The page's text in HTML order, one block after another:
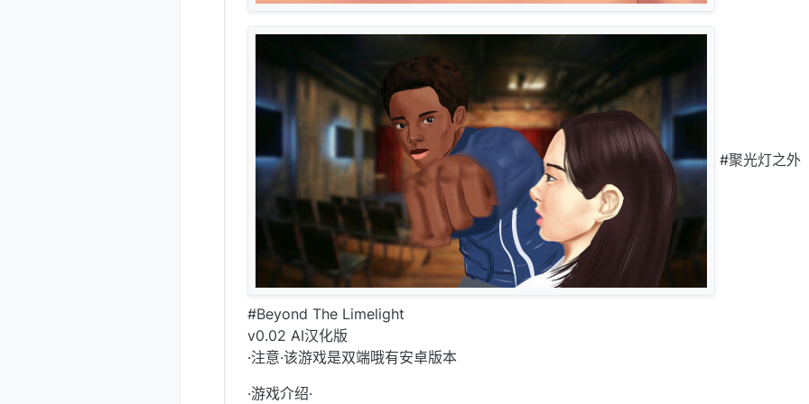
#聚光灯之外
#Beyond The Limelight
v0.02 AI汉化版
·注意·该游戏是双端哦有安卓版本
·游戏介绍·